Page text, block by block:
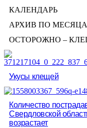
КАЛЕНДАРЬ
АРХИВ ПО
ОСТОРОЖНО –
Укусы клещей
Количество
Свердловской
возрастает